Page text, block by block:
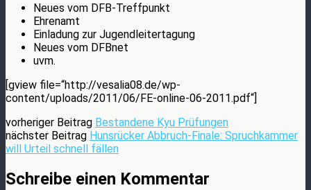
Neues vom DFB-Treffpunkt
Ehrenamt
Einladung zur Jugendleitertagung
Neues vom DFBnet
uvm.
[gview file=“http://vesalia08.de/wp-
content/uploads/2011/06/FE-online-06-2011.pdf“]
vorheriger Beitrag Bestandene Kyu Prüfungen
nächster Beitrag Hunsrücker Abbruch-Finale: Spruchkammer
will Urteil schnell fällen
Schreibe einen Kommentar